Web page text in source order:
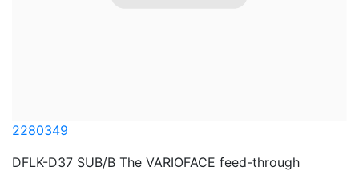
2280349
DFLK-D37 SUB/B The VARIOFACE feed-through